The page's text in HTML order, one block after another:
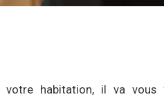
habitation, il va vous